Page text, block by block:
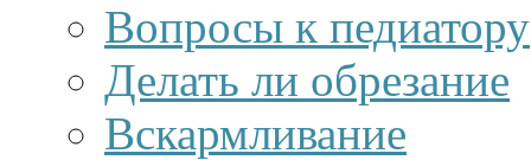
Вопросы к педиатору
Делать ли обрезание
Вскармливание